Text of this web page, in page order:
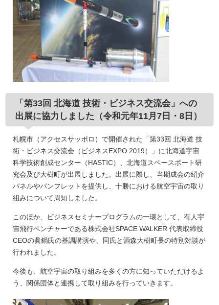
「第33回 北海道 技術・ビジネス交流会」への
出展に協力しました（令和元年11月7日・8日）
札幌市（アクセスサッポロ）で開催された「第33回 北海道 技
術・ビジネス交流会（ビジネスEXPO 2019）」に北海道宇宙
科学技術創成センター（HASTIC）、北海道スペースポート研
究会及び大樹町が出展しました。出展に際し、当期成会の紹介
パネルやパンフレットを提供し、十勝における航空宇宙の取り
組みについて周知しました。
このほか、ビジネスセミナープログラムの一環として、有人宇
宙飛行ベンチャーである株式会社SPACE WALKER 代表取締役
CEOの眞鍋氏の基調講演や、同氏と酒森大樹町長の特別対談が
行われました。
今後も、航空宇宙の取り組みを多くの方に知っていただけるよ
う、関係団体と連携して取り組みを行っていきます。